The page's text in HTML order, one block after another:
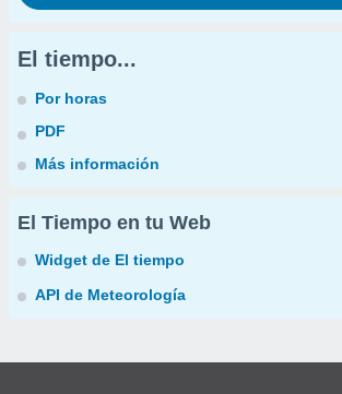
El tiempo...
Por horas
PDF
Más información
El Tiempo en tu Web
Widget de El tiempo
API de Meteorología